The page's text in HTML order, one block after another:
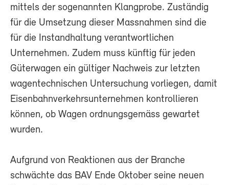
mittels der sogenannten Klangprobe. Zuständig
für die Umsetzung dieser Massnahmen sind die
für die Instandhaltung verantwortlichen
Unternehmen. Zudem muss künftig für jeden
Güterwagen ein gültiger Nachweis zur letzten
wagentechnischen Untersuchung vorliegen, damit
Eisenbahnverkehrsunternehmen kontrollieren
können, ob Wagen ordnungsgemäss gewartet
wurden.
Aufgrund von Reaktionen aus der Branche
schwächte das BAV Ende Oktober seine neuen